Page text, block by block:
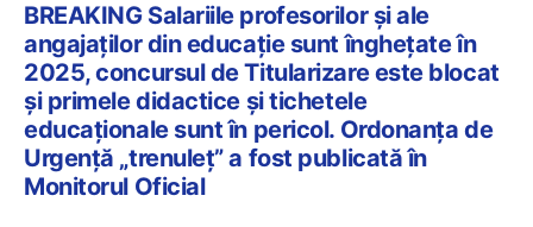
BREAKING Salariile profesorilor și ale
angajaților din educație sunt înghețate în
2025, concursul de Titularizare este blocat
și primele didactice și tichetele
educaționale sunt în pericol. Ordonanța de
Urgență „trenuleț” a fost publicată în
Monitorul Oficial